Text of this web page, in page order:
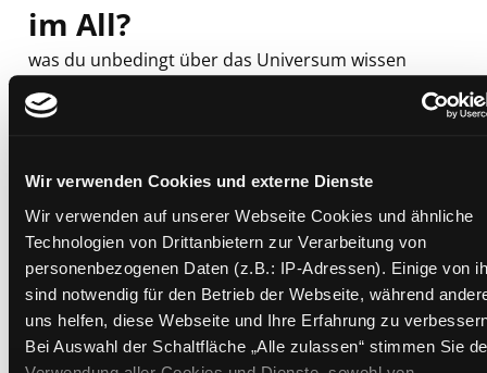
Wir verwenden Cookies und externe Dienste
Wir verwenden auf unserer Webseite Cookies und ähnliche
Technologien von Drittanbietern zur Verarbeitung von
personenbezogenen Daten (z.B.: IP-Adressen). Einige von
sind notwendig für den Betrieb der Webseite, während
uns helfen, diese Webseite und Ihre Erfahrung zu
Bei Auswahl der Schaltfläche „Alle zulassen“ stimmen Sie
im All?
was du unbedingt über das Universum wissen
Mediengruppe:
Beschreibung ein-/ausblenden
Mehr Informationen ein-/ausblenden
Exemplare